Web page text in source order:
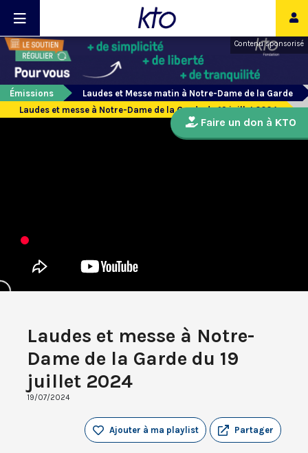
Contenu sponsorisé
Émissions
Laudes et Messe matin à Notre-Dame de la Garde
Laudes et messe à Notre-Dame de la Garde du 19 juillet 2024
Laudes et messe à Notre-
Dame de la Garde du 19
juillet 2024
19/07/2024
Partager
Ajouter à ma playlist
Faire un don à KTO